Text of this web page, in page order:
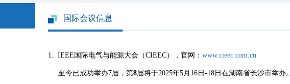
国际会议信息
1. IEEE国际电气与能源大会（CIEEC），官网： www.cieec.com.cn
至今已成功举办7届，第8届将于2025年5月16日-18日在湖南省长沙市举办。